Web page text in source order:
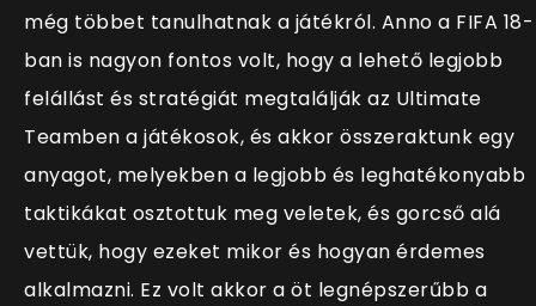
még többet tanulhatnak a játékról. Anno a FIFA 18-
ban is nagyon fontos volt, hogy a lehető legjobb
felállást és stratégiát megtalálják az Ultimate
Teamben a játékosok, és akkor összeraktunk egy
anyagot, melyekben a legjobb és leghatékonyabb
taktikákat osztottuk meg veletek, és gorcső alá
vettük, hogy ezeket mikor és hogyan érdemes
alkalmazni. Ez volt akkor a öt legnépszerűbb a